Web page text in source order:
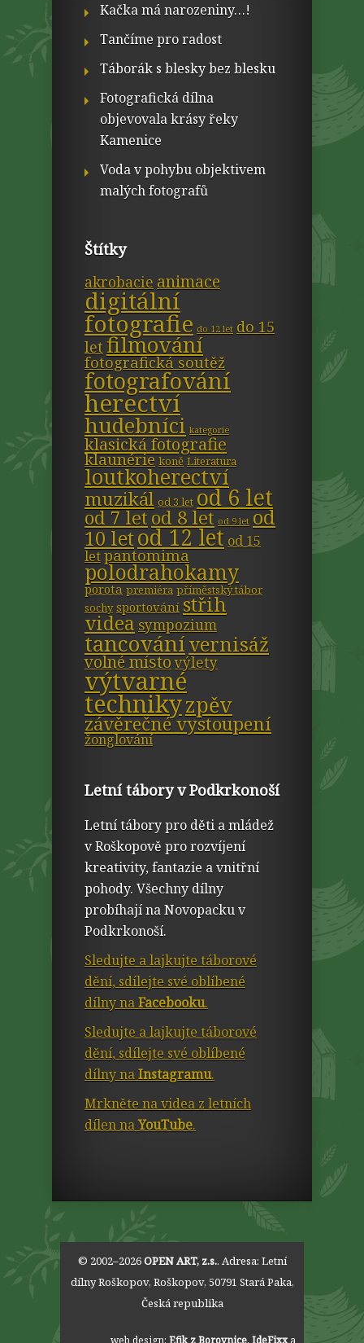
Kačka má narozeniny…!
Tančíme pro radost
Táborák s blesky bez blesku
Fotografická dílna
objevovala krásy řeky
Kamenice
Voda v pohybu objektivem
malých fotografů
Štítky
akrobacie animace
digitální
fotografie do 12 let do 15
let filmování
fotografická soutěž
fotografování
herectví
hudebníci kategorie
klasická fotografie
klaunérie koně Literatura
loutkoherectví
muzikál od 3 let od 6 let
od 7 letod 8 let od 9 let od
10 letod 12 let od 15
letpantomima
polodrahokamy
porota premiéra příměstský tábor
sochy sportování střih
videa sympozium
tancovánívernisáž
volné místovýlety
výtvarné
technikyzpěv
závěrečné vystoupení
žonglování
Letní tábory v Podkrkonoší
Letní tábory pro děti a mládež
v Roškopově pro rozvíjení
kreativity, fantazie a vnitřní
pohody. Všechny dílny
probíhají na Novopacku v
Podkrkonoší.
Sledujte a lajkujte táborové
dění, sdílejte své oblíbené
dílny naFacebooku.
Sledujte a lajkujte táborové
dění, sdílejte své oblíbené
dílny naInstagramu.
Mrkněte na videa z letních
dílen naYouTube.
© 2002–2026OPEN ART, z.s.. Adresa: Letní
dílny Roškopov, Roškopov, 50791 Stará Paka,
Česká republika
web design: Efik z Borovnice, IdeFixx a